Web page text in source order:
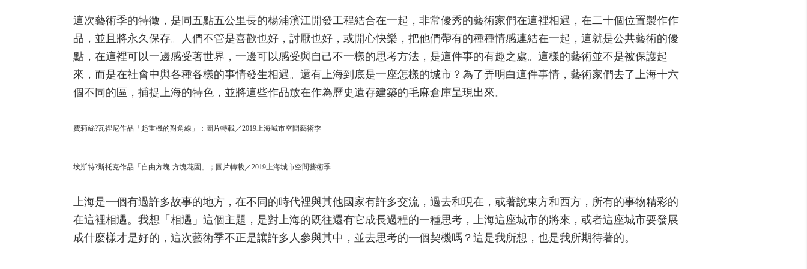
這次藝術季的特徵，是同五點五公里長的楊浦濱江開發工程結合在一起，非常優秀的藝術家們在這裡相遇，在二十個位置製作作
品，並且將永久保存。人們不管是喜歡也好，討厭也好，或開心快樂，把他們帶有的種種情感連結在一起，這就是公共藝術的優
點，在這裡可以一邊感受著世界，一邊可以感受與自己不一樣的思考方法，是這件事的有趣之處。這樣的藝術並不是被保護起
來，而是在社會中與各種各樣的事情發生相遇。還有上海到底是一座怎樣的城市？為了弄明白這件事情，藝術家們去了上海十六
個不同的區，捕捉上海的特色，並將這些作品放在作為歷史遺存建築的毛麻倉庫呈現出來。
費莉絲?瓦裡尼作品「起重機的對角線」；圖片轉載／2019上海城市空間藝術季
埃斯特?斯托克作品「自由方塊-方塊花園」；圖片轉載／2019上海城市空間藝術季
上海是一個有過許多故事的地方，在不同的時代裡與其他國家有許多交流，過去和現在，或著說東方和西方，所有的事物精彩的
在這裡相遇。我想「相遇」這個主題，是對上海的既往還有它成長過程的一種思考，上海這座城市的將來，或者這座城市要發展
成什麼樣才是好的，這次藝術季不正是讓許多人參與其中，並去思考的一個契機嗎？這是我所想，也是我所期待著的。